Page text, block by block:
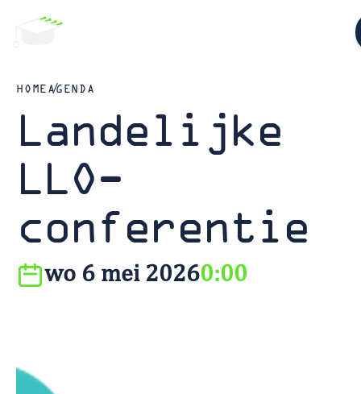
HOMEAGENDA
Landelijke
LLO-
conferentie
wo 6 mei 20260:00